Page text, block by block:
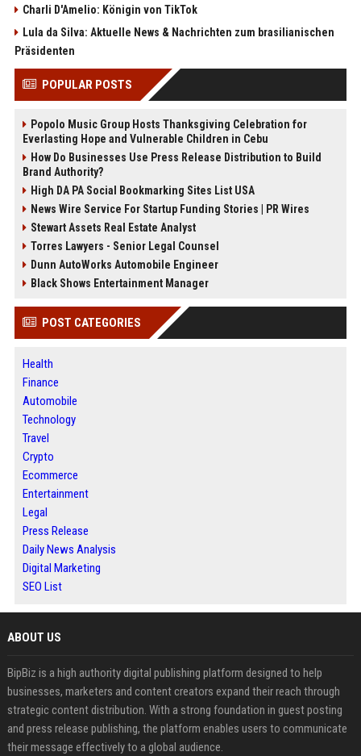
Charli D'Amelio: Königin von TikTok
Lula da Silva: Aktuelle News & Nachrichten zum brasilianischen
Präsidenten
POPULAR POSTS
Popolo Music Group Hosts Thanksgiving Celebration for
Everlasting Hope and Vulnerable Children in Cebu
How Do Businesses Use Press Release Distribution to Build
Brand Authority?
High DA PA Social Bookmarking Sites List USA
News Wire Service For Startup Funding Stories | PR Wires
Stewart Assets Real Estate Analyst
Torres Lawyers - Senior Legal Counsel
Dunn AutoWorks Automobile Engineer
Black Shows Entertainment Manager
POST CATEGORIES
Health
Finance
Automobile
Technology
Travel
Crypto
Ecommerce
Entertainment
Legal
Press Release
Daily News Analysis
Digital Marketing
SEO List
ABOUT US
BipBiz is a high authority digital publishing platform designed to help
businesses, marketers and content creators expand their reach through
strategic content distribution. With a strong foundation in guest posting
and press release publishing, the platform enables users to communicate
their message effectively to a global audience.